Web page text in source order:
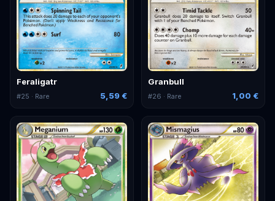
Feraligatr
#25 · Rare 5,59 €
Granbull
#26 · Rare 1,00 €